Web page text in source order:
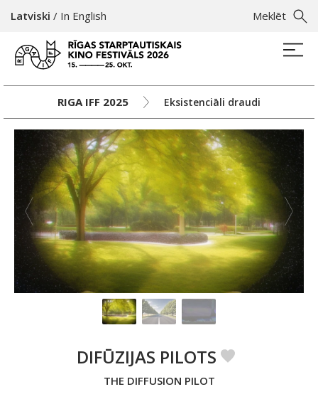
Meklēt
Latviski / In English
RIGA IFF 2025 Eksistenciāli draudi
DIFŪZIJAS PILOTS
THE DIFFUSION PILOT